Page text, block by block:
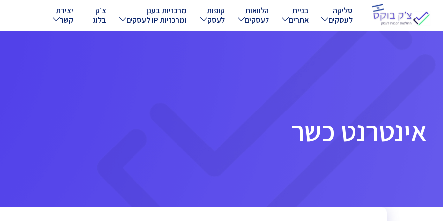
סליקה
לעסקים
בניית
אתרים
הלוואות
לעסקים
קופות
לעסק
מרכזיות בענן
ומרכזיות IP לעסקים
צ׳ק
בלוג
יצירת
קשר
אינטרנט כשר